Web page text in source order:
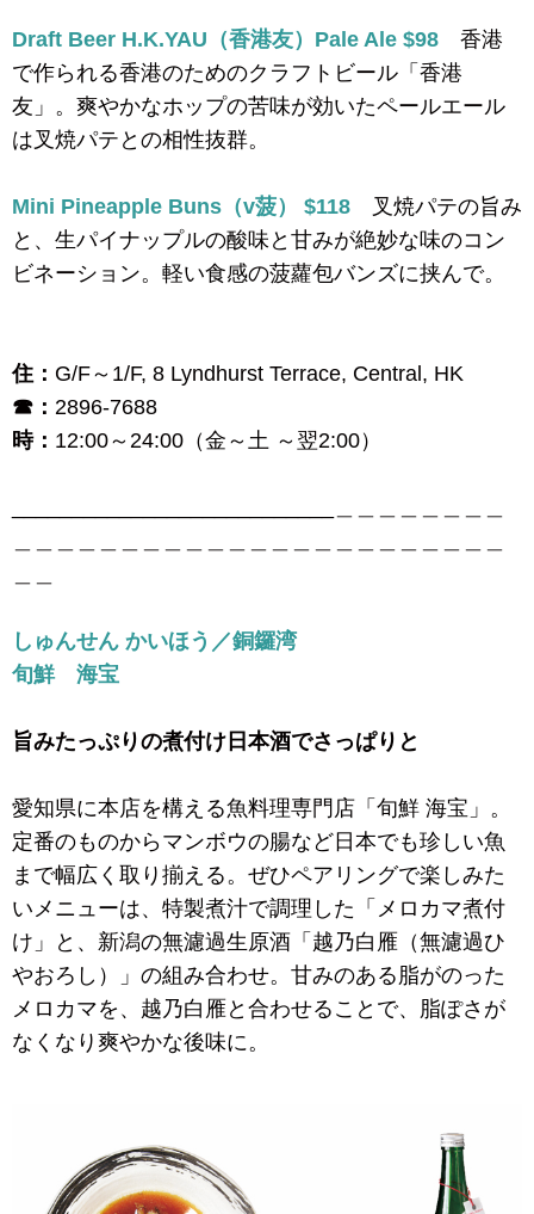
Draft Beer H.K.YAU（香港友）Pale Ale $98 香港
で作られる香港のためのクラフトビール「香港
友」。爽やかなホップの苦味が効いたペールエール
は叉焼パテとの相性抜群。
Mini Pineapple Buns（v菠） $118 叉焼パテの旨み
と、生パイナップルの酸味と甘みが絶妙な味のコン
ビネーション。軽い食感の菠蘿包バンズに挟んで。
住： G/F～1/F, 8 Lyndhurst Terrace, Central, HK
☎： 2896-7688
時： 12:00～24:00（金～土 ～翌2:00）
しゅんせん かいほう／銅鑼湾
旬鮮 海宝
旨みたっぷりの煮付け日本酒でさっぱりと
愛知県に本店を構える魚料理専門店「旬鮮 海宝」。
定番のものからマンボウの腸など日本でも珍しい魚
まで幅広く取り揃える。ぜひペアリングで楽しみた
いメニューは、特製煮汁で調理した「メロカマ煮付
け」と、新潟の無濾過生原酒「越乃白雁（無濾過ひ
やおろし）」の組み合わせ。甘みのある脂がのった
メロカマを、越乃白雁と合わせることで、脂ぽさが
なくなり爽やかな後味に。